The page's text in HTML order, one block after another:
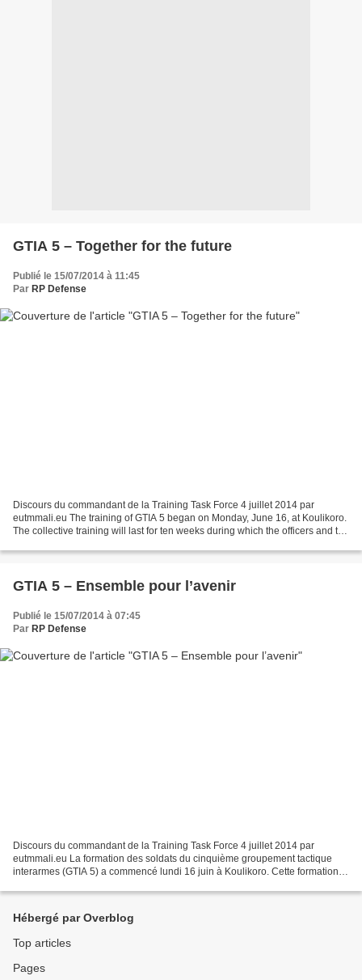
GTIA 5 – Together for the future
Publié le 15/07/2014 à 11:45
Par RP Defense
Discours du commandant de la Training Task Force 4 juillet 2014 par
eutmmali.eu The training of GTIA 5 began on Monday, June 16, at Koulikoro.
The collective training will last for ten weeks during which the officers and the
GTIA 5 – Ensemble pour l’avenir
Publié le 15/07/2014 à 07:45
Par RP Defense
Discours du commandant de la Training Task Force 4 juillet 2014 par
eutmmali.eu La formation des soldats du cinquième groupement tactique
interarmes (GTIA 5) a commencé lundi 16 juin à Koulikoro. Cette formation
Hébergé par Overblog
Top articles
Pages